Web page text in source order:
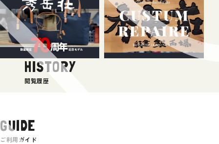
HISTORY
閲覧履歴
GUIDE
ご利用ガイド